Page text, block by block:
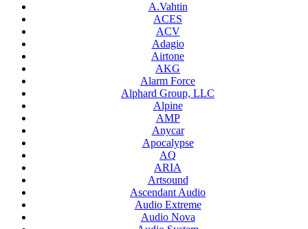
A.Vahtin
ACES
ACV
Adagio
Airtone
AKG
Alarm Force
Alphard Group, LLC
Alpine
AMP
Anycar
Apocalypse
AQ
ARIA
Artsound
Ascendant Audio
Audio Extreme
Audio Nova